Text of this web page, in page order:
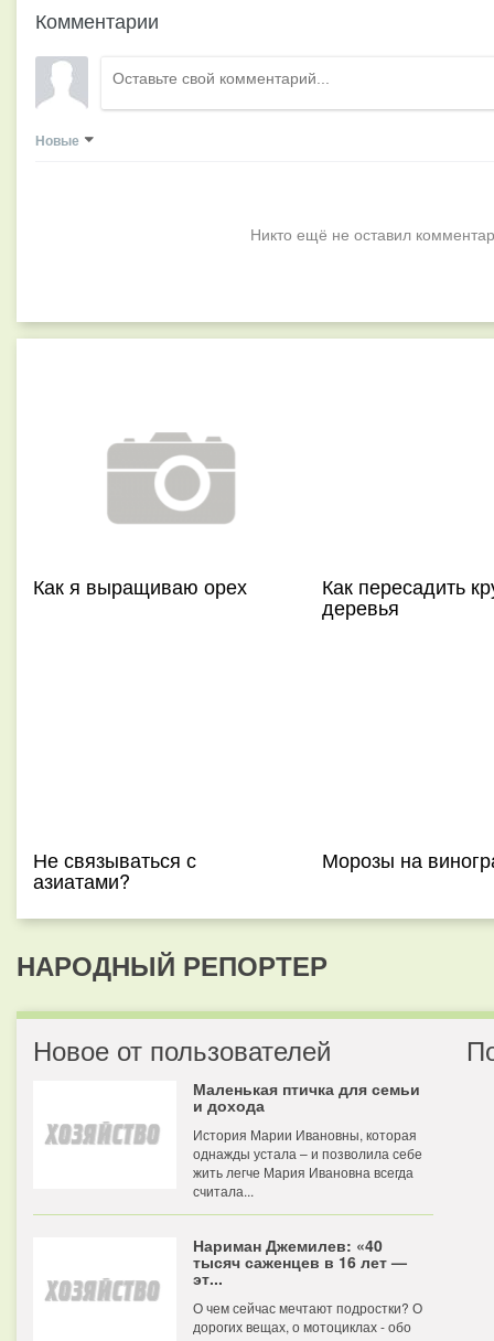
Комментарии
Новые
Никто ещё не оставил
Как я выращиваю орех Как пересадить
деревья
Не связываться с
азиатами?
Морозы на
НАРОДНЫЙ РЕПОРТЕР
Новое от пользователей
Маленькая птичка для семьи
и дохода
История Марии Ивановны, которая
однажды устала – и позволила себе
жить легче Мария Ивановна всегда
считала...
Нариман Джемилев: «40
тысяч саженцев в 16 лет —
эт...
О чем сейчас мечтают подростки? О
дорогих вещах, о мотоциклах - обо